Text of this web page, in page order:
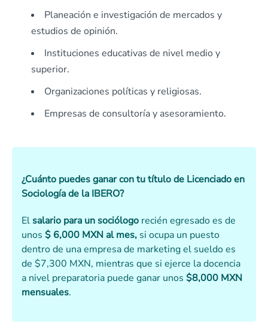
Planeación e investigación de mercados y
estudios de opinión.
Instituciones educativas de nivel medio y
superior.
Organizaciones políticas y religiosas.
Empresas de consultoría y asesoramiento.
¿Cuánto puedes ganar con tu título de Licenciado en
Sociología de la IBERO?
Elsalario para un sociólogo recién egresado es de
unos $ 6,000 MXN al mes, si ocupa un puesto
dentro de una empresa de marketing el sueldo es
de $7,300 MXN, mientras que si ejerce la docencia
a nivel preparatoria puede ganar unos $8,000 MXN
mensuales.